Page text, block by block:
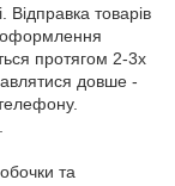
товарів
оформлення
протягом 2-3х
довше -
та